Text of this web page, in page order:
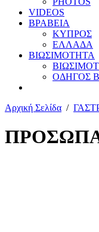
VIDEOS
ΒΡΑΒΕΙΑ
ΚΥΠΡΟΣ
ΕΛΛΑΔΑ
ΒΙΩΣΙΜΟΤΗΤΑ
ΟΔΗΓΟΣ
Αρχική Σελίδα /